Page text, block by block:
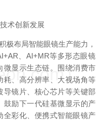
术创新发展
极布局智能眼镜生产能力，
、AI+MR等多形态眼镜
微显示生态链。围绕消费市
耗、高分辨率、大视场角等
导镜片、核心芯片等关键部
鼓励下一代硅基微显示的产
全彩化、便携式智能眼镜产
）